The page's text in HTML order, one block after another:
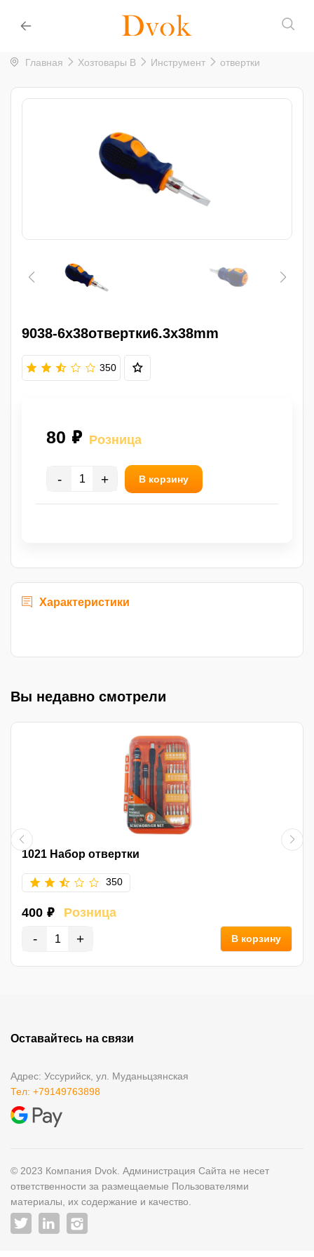
Главная Хозтовары B Инструмент отвертки
9038-6x38отвертки6.3x38mm
350
80 ₽ Розница
- + В корзину
Характеристики
Вы недавно смотрели
1021 Набор отвертки
350
400 ₽ Розница
- + В корзину
Оставайтесь на связи
Адрес: Уссурийск, ул. Муданьцзянская
Тел: +79149763898
© 2023 Компания Dvok. Администрация Сайта не несет
ответственности за размещаемые Пользователями
материалы, их содержание и качество.